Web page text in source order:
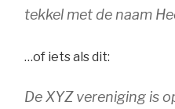
tekkel met de naam
…of iets als dit:
De XYZ vereniging is